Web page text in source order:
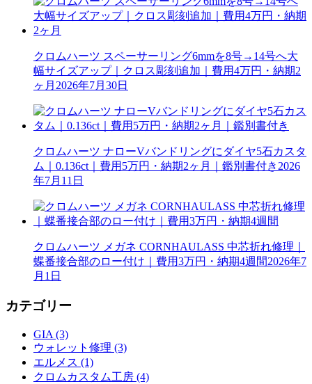
クロムハーツ スペーサーリング6mmを8号→14号へ大
幅サイズアップ｜クロス彫刻追加｜費用4万円・納期2
ヶ月 2026年7月30日
クロムハーツ ナローVバンドリングにダイヤ5石カスタ
ム｜0.136ct｜費用5万円・納期2ヶ月｜鑑別書付き 2026
年7月11日
クロムハーツ メガネ CORNHAULASS 中芯折れ修理｜
蝶番接合部のロー付け｜費用3万円・納期4週間2026年7
月1日
カテゴリー
GIA (3)
ウォレット修理 (3)
エルメス (1)
クロムカスタム工房 (4)